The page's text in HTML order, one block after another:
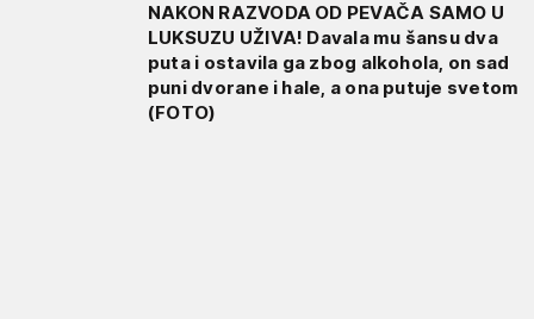
NAKON RAZVODA OD PEVAČA SAMO U
LUKSUZU UŽIVA! Davala mu šansu dva
puta i ostavila ga zbog alkohola, on sad
puni dvorane i hale, a ona putuje svetom
(FOTO)